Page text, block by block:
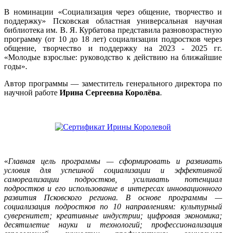
В номинации «Социализация через общение, творчество и
поддержку» Псковская областная универсальная научная
библиотека им. В. Я. Курбатова представила разновозрастную
программу (от 10 до 18 лет) социализации подростков через
общение, творчество и поддержку на 2023 - 2025 гг.
«Молодые взрослые: руководство к действию на ближайшие
годы».
Автор программы — заместитель генерального директора по
научной работе Ирина Сергеевна Королёва.
«Главная цель программы — сформировать и развивать
условия для успешной социализации и эффективной
самореализации подростков, усиливать потенциал
подростков и его использование в интересах инновационного
развития Псковского региона. В основе программы —
социализация подростков по 10 направлениям: культурный
суверенитет; креативные индустрии; цифровая экономика;
десятилетие науки и технологий; профессионализация